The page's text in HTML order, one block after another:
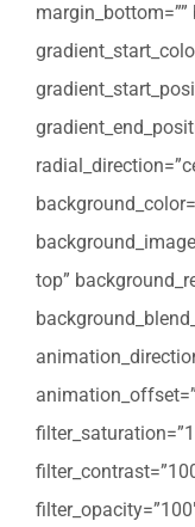
margin_bottom=””
top”